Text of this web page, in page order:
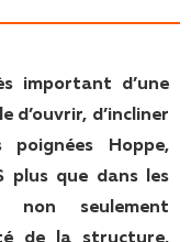
important d’une
d’ouvrir, d’incliner
Hoppe,
plus que dans les
non seulement